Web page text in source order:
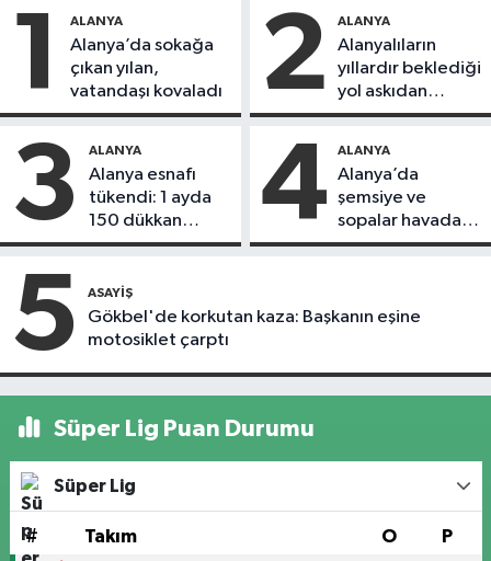
1 ALANYA
Alanya’da sokağa
çıkan yılan,
vatandaşı kovaladı
2 ALANYA
Alanyalıların
yıllardır beklediği
yol askıdan
döndü
3 ALANYA
Alanya esnafı
tükendi: 1 ayda
150 dükkan
kapandı
4 ALANYA
Alanya’da
şemsiye ve
sopalar havada
uçuştu
5 ASAYIŞ
Gökbel'de korkutan kaza: Başkanın eşine
motosiklet çarptı
Süper Lig Puan Durumu
Süper Lig
# Takım O P